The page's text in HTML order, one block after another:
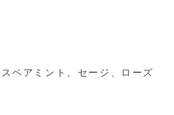
ペアミント、セージ、ローズ